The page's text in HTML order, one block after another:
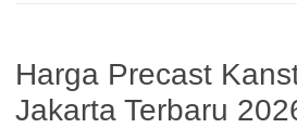
Harga Precast
Jakarta Terbaru